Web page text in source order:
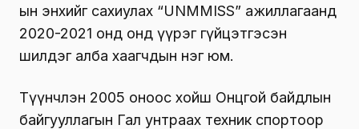
ын энхийг сахиулах “UNMMISS” ажиллагаанд
2020-2021 онд онд үүрэг гүйцэтгэсэн
шилдэг алба хаагчдын нэг юм.
Түүнчлэн 2005 оноос хойш Онцгой байдлын
байгууллагын Гал унтраах техник спортоор